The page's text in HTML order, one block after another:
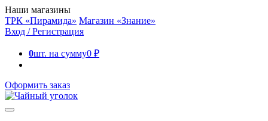
Наши магазины
ТРК «Пирамида» Магазин «Знание»
Вход / Регистрация
0шт. на сумму0 ₽
Оформить заказ